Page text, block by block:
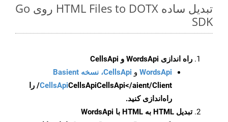
تبدیل ساده HTML Files to DOTX روی Go
SDK
راه اندازی WordsApi و CellsApi
WordsApi و CellsApi، نسخه Basient
CellsApiCellsApi
CellsApi</aient/Client/ را
راه‌اندازی کنید.
تبدیل HTML به HTML با WordsApi